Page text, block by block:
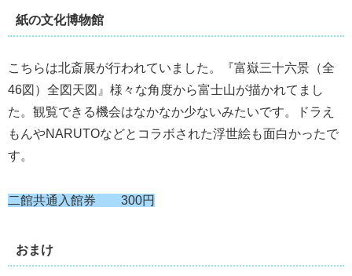
紙の文化博物館
こちらは北斎展が行われていました。『富嶽三十六景（全
46図）全図天図』様々な角度から富士山が描かれてまし
た。観覧できる機会はなかなか少ないみたいです。ドラえ
もんやNARUTOなどとコラボされた浮世絵も面白かったで
す。
二館共通入館券 300円
おまけ